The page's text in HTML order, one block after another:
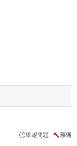
舉報問題 源碼